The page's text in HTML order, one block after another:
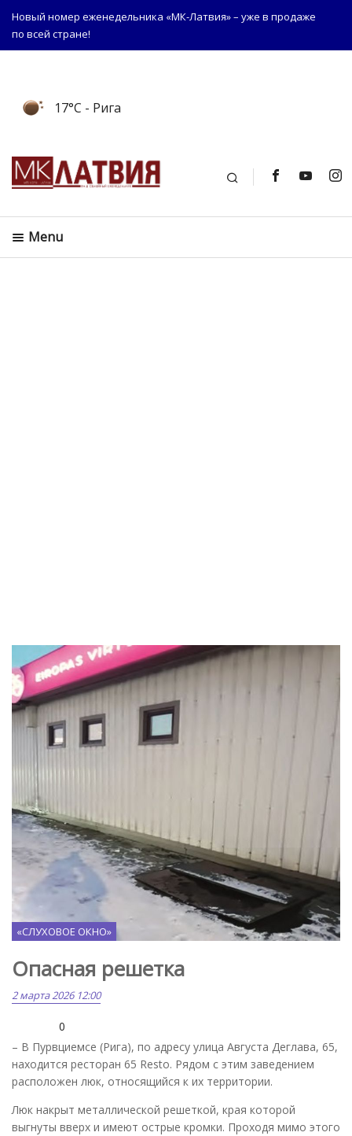
Новый номер еженедельника «МК-Латвия» – уже в продаже
по всей стране!
17°C - Рига
Поиск
Menu
«СЛУХОВОЕ ОКНО»
Опасная решетка
2 марта 2026 12:00
0
– В Пурвциемсе (Рига), по адресу улица Августа Деглава, 65,
находится ресторан 65 Resto. Рядом с этим заведением
расположен люк, относящийся к их территории.
Люк накрыт металлической решеткой, края которой
выгнуты вверх и имеют острые кромки. Проходя мимо этого